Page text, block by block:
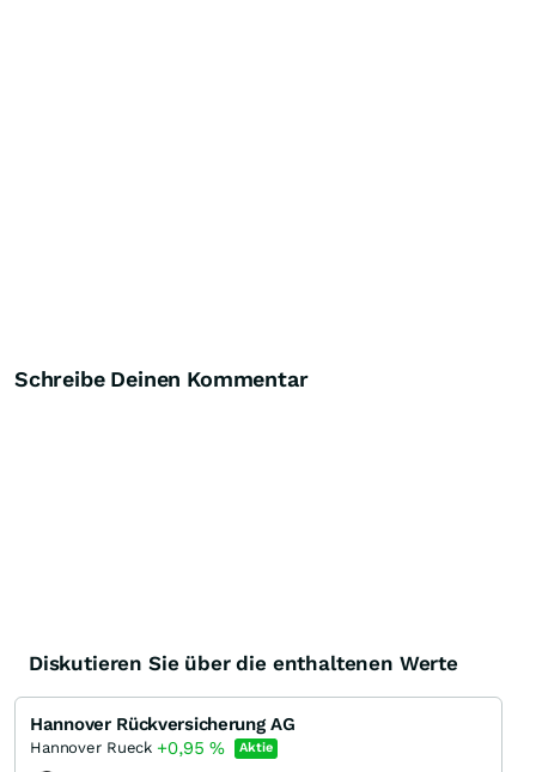
Schreibe Deinen Kommentar
Diskutieren Sie über die enthaltenen Werte
Hannover Rückversicherung AG
Hannover Rueck +0,95% Aktie